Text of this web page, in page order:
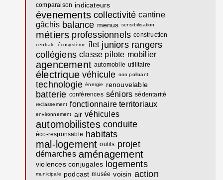
comparaison indicateurs
évenements collectivité cantine
gâchis balance menus sensibilisation
métiers professionnels construction
centrale écosystème îlet juniors rangers
collégiens classe pilote mobilier
agencement automobile utilitaire
électrique véhicule non polluant
technologie énergie renouvelable
batterie conférences séniors sédentarité
reclassement fonctionnaire territoriaux
environnement air véhicules
automobilistes conduite
éco-responsable habitats
mal-logement outils projet
démarches aménagement
violences conjugales logements
municipale podcast musée voisin action